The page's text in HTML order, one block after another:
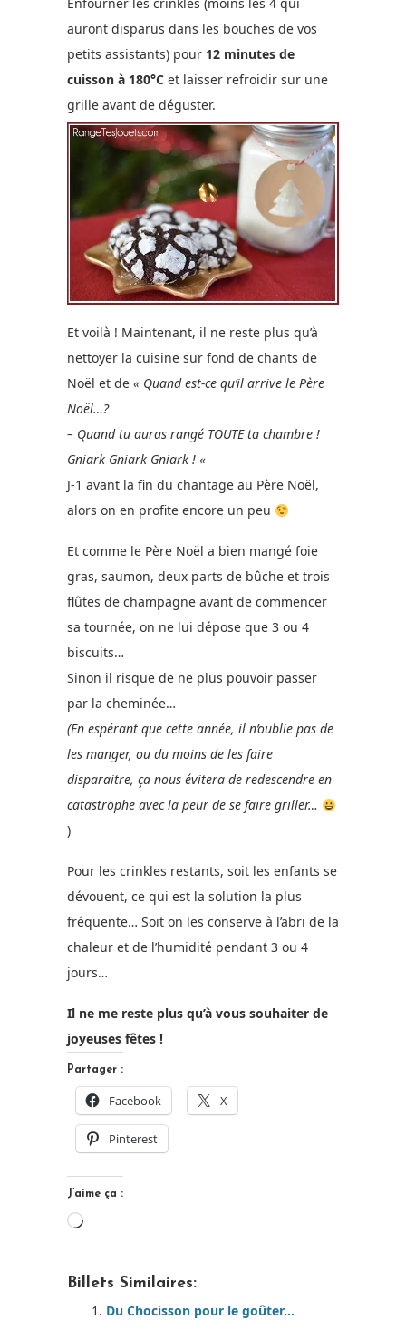
auront disparus dans les bouches de vos
petits assistants) pour 12 minutes de
cuisson à 180°C et laisser refroidir sur une
grille avant de déguster.
Et voilà ! Maintenant, il ne reste plus qu’à
nettoyer la cuisine sur fond de chants de
Noël et de « Quand est-ce qu’il arrive le Père
Noël…?
– Quand tu auras rangé TOUTE ta chambre !
Gniark Gniark Gniark ! «
J-1 avant la fin du chantage au Père Noël,
alors on en profite encore un peu
Et comme le Père Noël a bien mangé foie
gras, saumon, deux parts de bûche et trois
flûtes de champagne avant de commencer
sa tournée, on ne lui dépose que 3 ou 4
biscuits…
Sinon il risque de ne plus pouvoir passer
par la cheminée…
(En espérant que cette année, il n’oublie pas de
les manger, ou du moins de les faire
disparaitre, ça nous évitera de redescendre en
catastrophe avec la peur de se faire griller…
)
Pour les crinkles restants, soit les enfants se
dévouent, ce qui est la solution la plus
fréquente… Soit on les conserve à l’abri de la
chaleur et de l’humidité pendant 3 ou 4
jours…
Il ne me reste plus qu’à vous souhaiter de
joyeuses fêtes !
Partager :
Facebook X
Pinterest
J’aime ça :
Chargement…
Billets Similaires:
Du Chocisson pour le goûter…